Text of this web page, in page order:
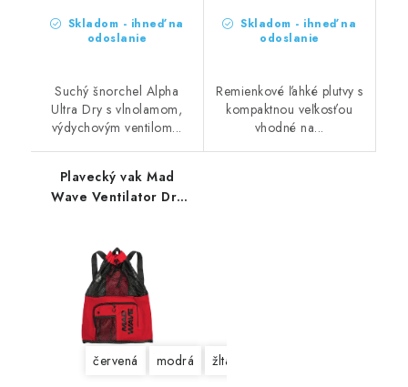
Skladom - ihneď na
odoslanie
Suchý šnorchel Alpha
Ultra Dry s vlnolamom,
výdychovým ventilom...
Skladom - ihneď na
odoslanie
Remienkové ľahké plutvy s
kompaktnou veľkosťou
vhodné na...
Plavecký vak Mad
Wave Ventilator Dry
červená modrá žltá